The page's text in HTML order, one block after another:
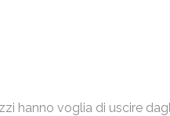
hanno voglia di uscire